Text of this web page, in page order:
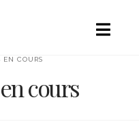
cours
EN COURS